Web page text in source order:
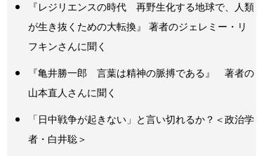
『レジリエンスの時代 再野生化する地球で、人類
が生き抜くための大転換』 著者のジェレミー・リ
フキンさんに聞く
『亀井勝一郎 言葉は精神の脈搏である』 著者の
山本直人さんに聞く
「日中戦争が起きない」と言い切れるか？＜政治学
者・白井聡＞